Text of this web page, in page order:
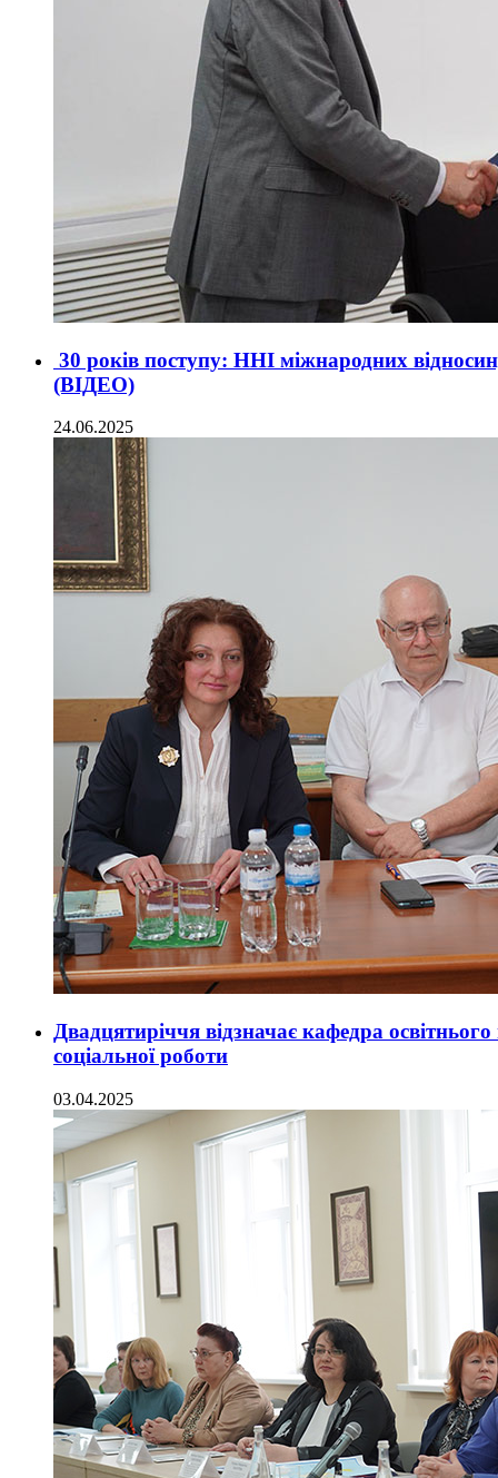
30 років поступу: ННІ міжнародних відносин,
(ВІДЕО)
24.06.2025
Двадцятиріччя відзначає кафедра
соціальної роботи
03.04.2025